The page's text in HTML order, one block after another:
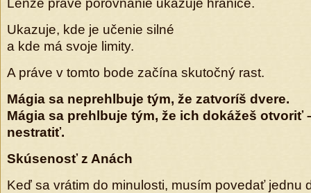
Lenže práve porovnanie ukazuje hranice.
Ukazuje, kde je učenie silné
a kde má svoje limity.
A práve v tomto bode začína skutočný rast.
Mágia sa neprehlbuje tým, že zatvoríš dvere.
Mágia sa prehlbuje tým, že ich dokážeš otvoriť
nestratiť.
Skúsenosť z Anách
Keď sa vrátim do minulosti, musím povedať jednu